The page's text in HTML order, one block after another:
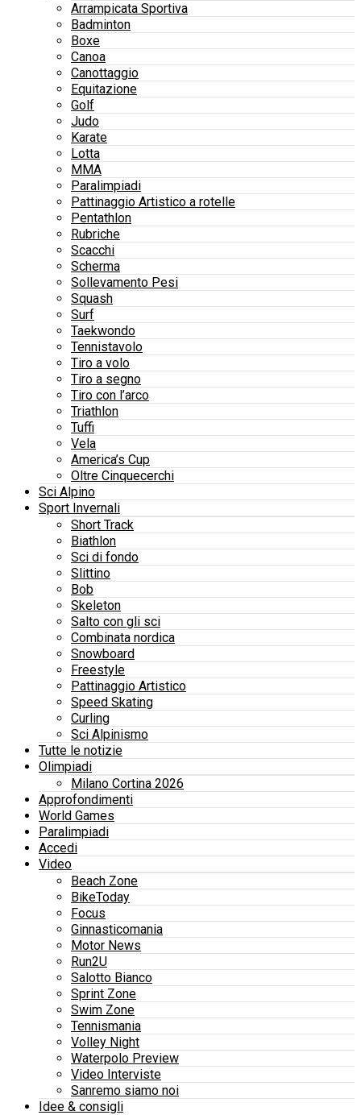
Arrampicata Sportiva
Badminton
Boxe
Canoa
Canottaggio
Equitazione
Golf
Judo
Karate
Lotta
MMA
Paralimpiadi
Pattinaggio Artistico a rotelle
Pentathlon
Rubriche
Scacchi
Scherma
Sollevamento Pesi
Squash
Surf
Taekwondo
Tennistavolo
Tiro a volo
Tiro a segno
Tiro con l’arco
Triathlon
Tuffi
Vela
America’s Cup
Oltre Cinquecerchi
Sci Alpino
Sport Invernali
Short Track
Biathlon
Sci di fondo
Slittino
Bob
Skeleton
Salto con gli sci
Combinata nordica
Snowboard
Freestyle
Pattinaggio Artistico
Speed Skating
Curling
Sci Alpinismo
Tutte le notizie
Olimpiadi
Milano Cortina 2026
Approfondimenti
World Games
Paralimpiadi
Accedi
Video
Beach Zone
BikeToday
Focus
Ginnasticomania
Motor News
Run2U
Salotto Bianco
Sprint Zone
Swim Zone
Tennismania
Volley Night
Waterpolo Preview
Video Interviste
Sanremo siamo noi
Idee & consigli